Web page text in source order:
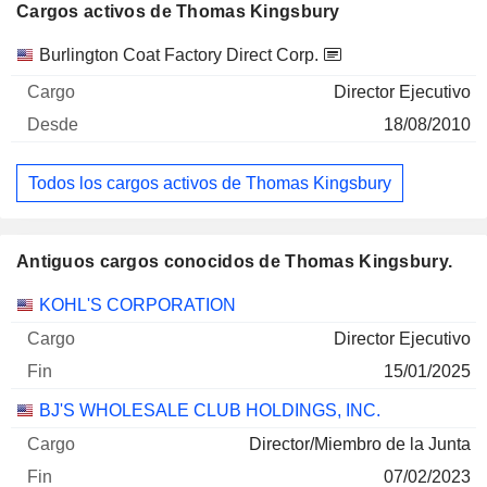
Cargos activos de Thomas Kingsbury
Empresas Cargo Inicio
Burlington Coat Factory Direct Corp.
Director Ejecutivo
18/08/2010
Todos los cargos activos de Thomas Kingsbury
Antiguos cargos conocidos de Thomas Kingsbury.
Empresas Cargo Fin
KOHL'S CORPORATION
Director Ejecutivo
15/01/2025
BJ'S WHOLESALE CLUB HOLDINGS, INC.
Director/Miembro de la Junta
07/02/2023